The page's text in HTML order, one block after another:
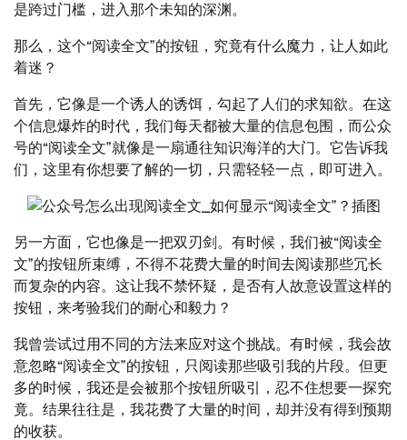
是跨过门槛，进入那个未知的深渊。
那么，这个“阅读全文”的按钮，究竟有什么魔力，让人如此
着迷？
首先，它像是一个诱人的诱饵，勾起了人们的求知欲。在这
个信息爆炸的时代，我们每天都被大量的信息包围，而公众
号的“阅读全文”就像是一扇通往知识海洋的大门。它告诉我
们，这里有你想要了解的一切，只需轻轻一点，即可进入。
另一方面，它也像是一把双刃剑。有时候，我们被“阅读全
文”的按钮所束缚，不得不花费大量的时间去阅读那些冗长
而复杂的内容。这让我不禁怀疑，是否有人故意设置这样的
按钮，来考验我们的耐心和毅力？
我曾尝试过用不同的方法来应对这个挑战。有时候，我会故
意忽略“阅读全文”的按钮，只阅读那些吸引我的片段。但更
多的时候，我还是会被那个按钮所吸引，忍不住想要一探究
竟。结果往往是，我花费了大量的时间，却并没有得到预期
的收获。